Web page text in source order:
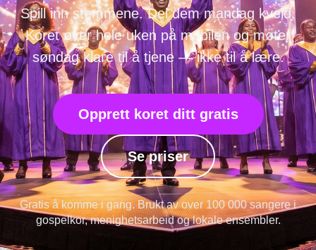
Spill inn stemmene. Del dem mandag kveld.
Koret øver hele uken på mobilen og møter
søndag klare til å tjene — ikke til å lære.
Opprett koret ditt gratis
Se priser
Gratis å komme i gang. Brukt av over 100 000 sangere i
gospelkor, menighetsarbeid og lokale ensembler.